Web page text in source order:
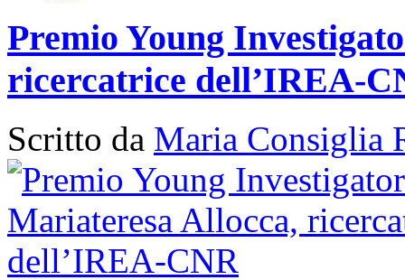
Premio Young
ricercatrice dell’IREA-
Scritto da Maria Consiglia